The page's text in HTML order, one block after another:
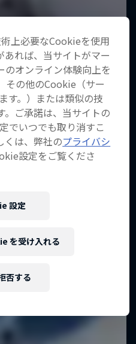
上必要なCookieを使用
あれば、当サイトがマー
のオンライン体験向上を
その他のCookie（サー
す。）または類似の技
。ご承諾は、当サイトの
でいつでも取り消すこ
くは、弊社のプライバシ
設定をご覧くださ
設定
否する
を受け入れる